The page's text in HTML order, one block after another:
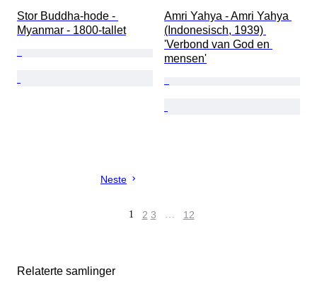
Stor Buddha-hode -
Myanmar - 1800-tallet
Amri Yahya - Amri Yahya
(Indonesisch, 1939)
'Verbond van God en
mensen'
Neste
1 2 3 … 12
Relaterte samlinger